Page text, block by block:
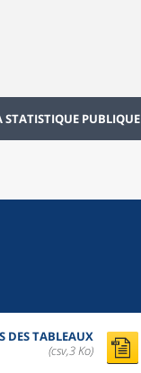
STATISTIQUE PUBLIQUE
DES TABLEAUX
(csv,3 Ko)